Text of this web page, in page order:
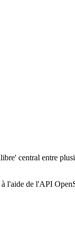
central entre
l'aide de l'API